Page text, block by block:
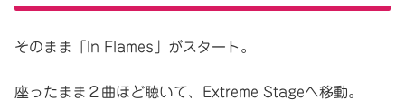
そのまま「In Flames」がスタート。
座ったまま２曲ほど聴いて、Extreme Stageへ移動。